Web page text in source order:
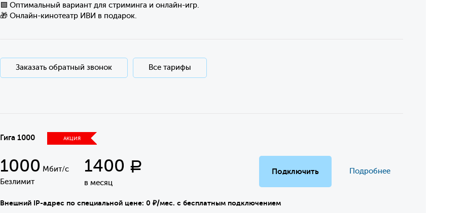
🟩 Оптимальный вариант для стриминга и онлайн-игр.
🎁 Онлайн-кинотеатр ИВИ в подарок.
Заказать обратный звонок Все тарифы
Гига 1000 АКЦИЯ
1000 Мбит/с
Безлимит
1400 Р
в месяц
Подключить Подробнее
Внешний IP-адрес по специальной цене: 0 ₽/мес. с бесплатным подключением